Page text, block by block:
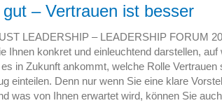
– Vertrauen ist besser
LEADERSHIP – LEADERSHIP FORUM
Ihnen konkret und einleuchtend darstellen, auf
in Zukunft ankommt, welche Rolle Vertrauen
einteilen. Denn nur wenn Sie eine klare
was von Ihnen erwartet wird, können Sie